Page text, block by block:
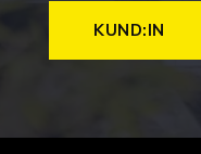
KUND:IN